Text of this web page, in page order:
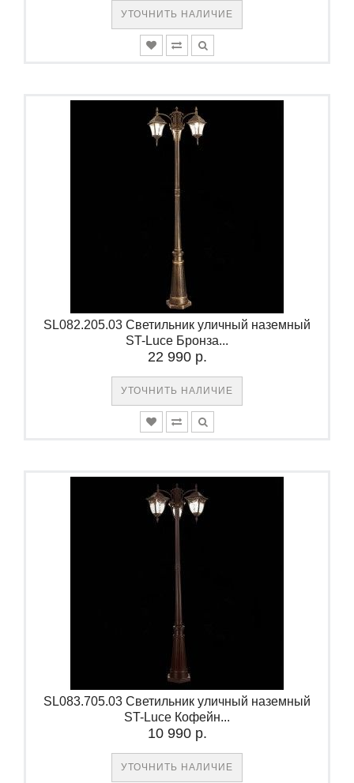
УТОЧНИТЬ НАЛИЧИЕ
SL082.205.03 Светильник уличный наземный
ST-Luce Бронза...
22 990 р.
УТОЧНИТЬ НАЛИЧИЕ
SL083.705.03 Светильник уличный наземный
ST-Luce Кофейн...
10 990 р.
УТОЧНИТЬ НАЛИЧИЕ